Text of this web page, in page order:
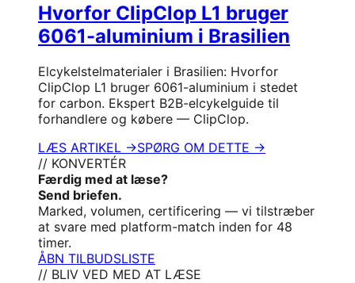
Hvorfor ClipClop L1 bruger
6061-aluminium i Brasilien
Elcykelstelmaterialer i Brasilien: Hvorfor
ClipClop L1 bruger 6061-aluminium i stedet
for carbon. Ekspert B2B-elcykelguide til
forhandlere og købere — ClipClop.
LÆS ARTIKEL →SPØRG OM DETTE →
// KONVERTÉR
Færdig med at læse?
Send briefen.
Marked, volumen, certificering — vi tilstræber
at svare med platform-match inden for 48
timer.
ÅBN TILBUDSLISTE
// BLIV VED MED AT LÆSE